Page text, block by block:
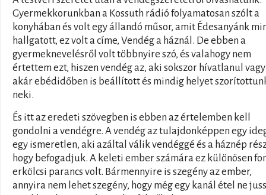
Gyermekkorunkban a Kossuth rádió folyamatosan szólt a
konyhában és volt egy állandó műsor, amit Édesanyánk
hallgatott, ez volt a címe, Vendég a háznál. De ebben a
gyermeknevelésről volt többnyire szó, és valahogy nem
értettem ezt, hiszen vendég az, aki sokszor hívatlanul vagy
akár ebédidőben is beállított és mindig helyet
neki.
És itt az eredeti szövegben is ebben az értelemben kell
gondolni a vendégre. A vendég az tulajdonképpen egy
egy ismeretlen, aki azáltal válik vendéggé és a háznép
hogy befogadjuk. A keleti ember számára ez különösen
erkölcsi parancs volt. Bármennyire is szegény az ember,
annyira nem lehet szegény, hogy még egy kanál étel ne